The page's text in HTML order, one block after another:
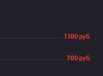
1 100 руб.
700 руб.